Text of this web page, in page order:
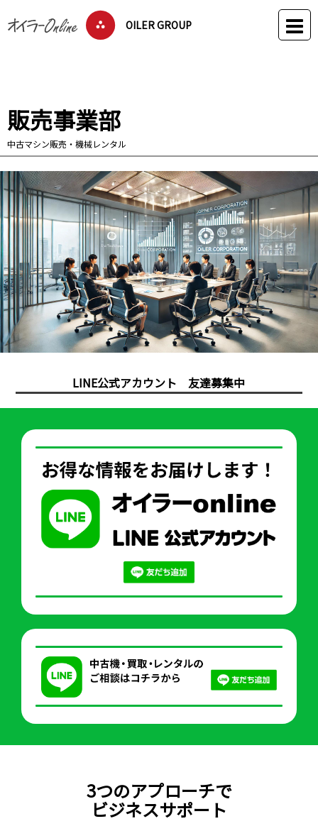
OILER GROUP
販売事業部
中古マシン販売・機械レンタル
LINE公式アカウント 友達募集中
3つのアプローチで
ビジネスサポート